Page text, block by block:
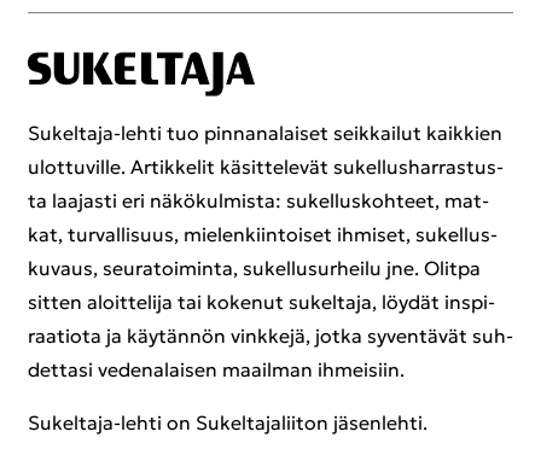
Sukeltaja-​lehti tuo pin­na­na­lai­set seik­kai­lut kaik­kien
ulot­tu­vil­le. Ar­tik­ke­lit kä­sit­te­le­vät su­kel­lus­har­ras­tus­
ta laa­jas­ti eri nä­kö­kul­mis­ta: su­kel­lus­koh­teet, mat­
kat, tur­val­li­suus, mie­len­kiin­toi­set ih­mi­set, su­kel­lus­
ku­vaus, seu­ra­toi­min­ta, su­kel­lusur­hei­lu jne. Olit­pa
sit­ten aloit­te­li­ja tai ko­ke­nut su­kel­ta­ja, löy­dät ins­pi­
raa­tio­ta ja käy­tän­nön vink­ke­jä, jotka sy­ven­tä­vät suh­
det­ta­si ve­de­na­lai­sen maa­il­man ih­mei­siin.
Sukeltaja-​lehti on Su­kel­ta­ja­lii­ton jä­sen­leh­ti.